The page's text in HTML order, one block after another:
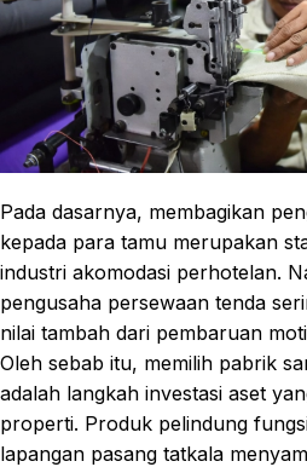
Pada dasarnya, membagikan
kepada para tamu merupakan
industri akomodasi perhotelan.
pengusaha persewaan tenda
nilai tambah dari pembaruan
Oleh sebab itu, memilih pabrik
adalah langkah investasi aset
properti. Produk pelindung
lapangan pasang tatkala